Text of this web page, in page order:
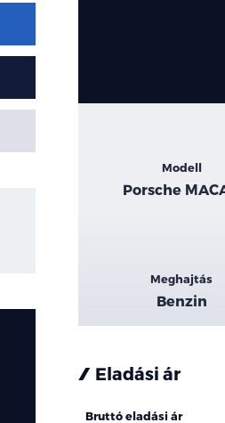
Kiemelt
adatok
Modell
Porsche
Meghajtás
Benzin
Eladási ár
Bruttó eladási ár